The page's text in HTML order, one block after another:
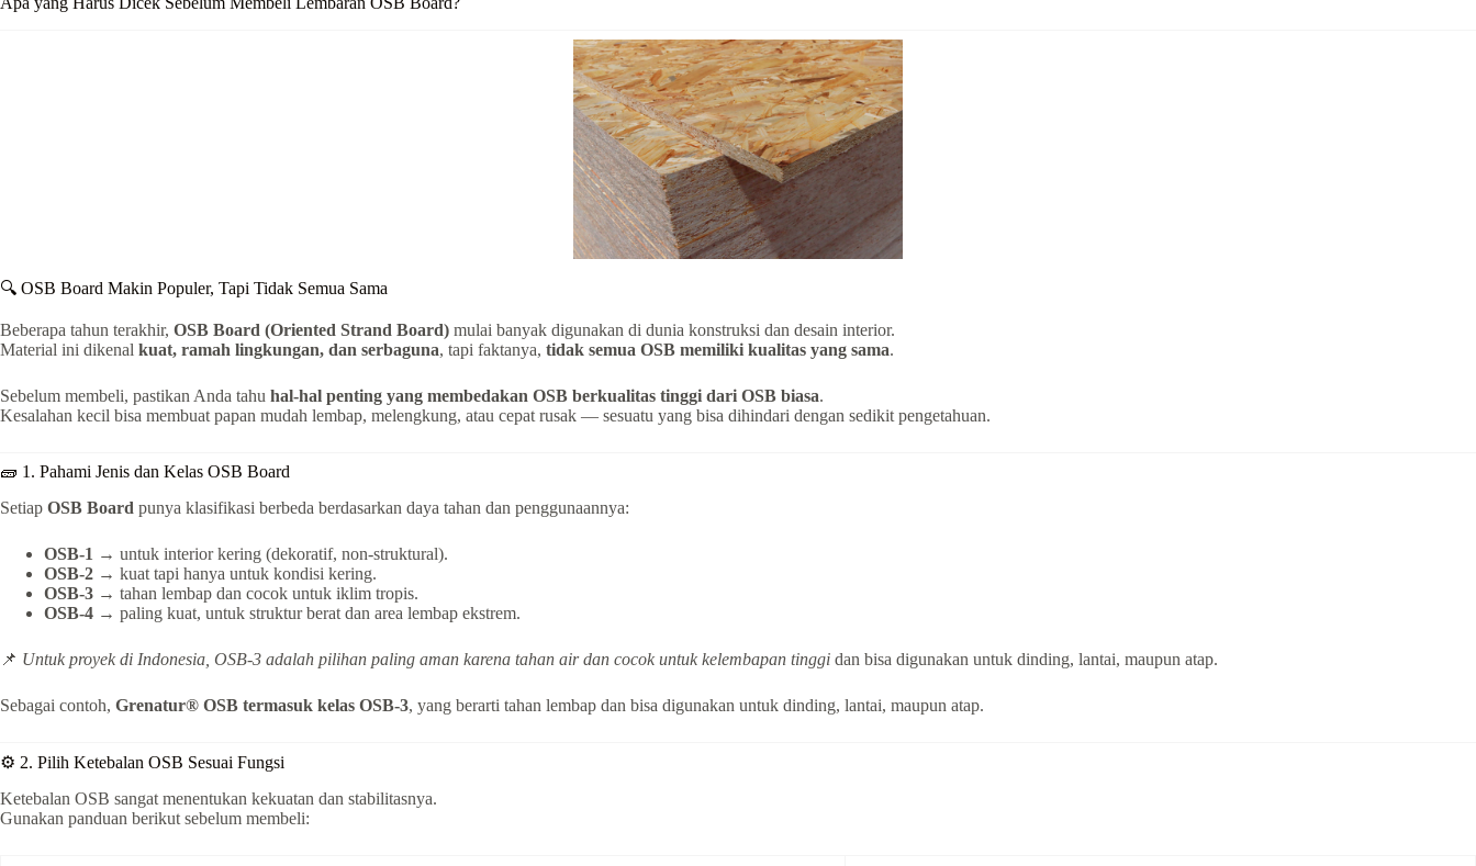
🔍 OSB Board Makin Populer, Tapi Tidak Semua Sama
Beberapa tahun terakhir, OSB Board (Oriented Strand Board) mulai banyak digunakan di dunia konstruksi dan desain interior.
Material ini dikenal kuat, ramah lingkungan, dan serbaguna, tapi faktanya, tidak semua OSB memiliki kualitas yang sama.
Sebelum membeli, pastikan Anda tahu hal-hal penting yang membedakan OSB berkualitas tinggi dari OSB biasa.
Kesalahan kecil bisa membuat papan mudah lembap, melengkung, atau cepat rusak — sesuatu yang bisa dihindari dengan sedikit pengetahuan.
🧱 1. Pahami Jenis dan Kelas OSB Board
Setiap OSB Board punya klasifikasi berbeda berdasarkan daya tahan dan penggunaannya:
OSB-1 → untuk interior kering (dekoratif, non-struktural).
OSB-2 → kuat tapi hanya untuk kondisi kering.
OSB-3 → tahan lembap dan cocok untuk iklim tropis.
OSB-4 → paling kuat, untuk struktur berat dan area lembap ekstrem.
📌 Untuk proyek di Indonesia, OSB-3 adalah pilihan paling aman karena tahan air dan cocok untuk kelembapan tinggi dan bisa digunakan untuk dinding, lantai, maupun atap.
Sebagai contoh, Grenatur® OSB termasuk kelas OSB-3, yang berarti tahan lembap dan bisa digunakan untuk dinding, lantai, maupun atap.
⚙️ 2. Pilih Ketebalan OSB Sesuai Fungsi
Ketebalan OSB sangat menentukan kekuatan dan stabilitasnya.
Gunakan panduan berikut sebelum membeli: